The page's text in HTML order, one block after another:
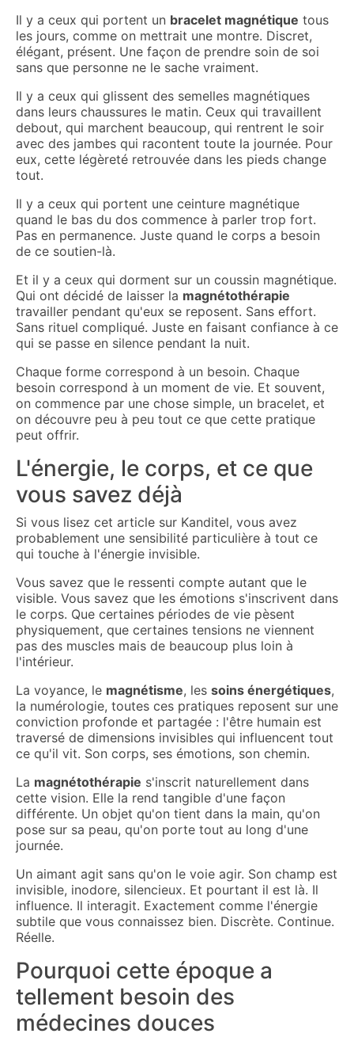
Il y a ceux qui portent un bracelet magnétique tous
les jours, comme on mettrait une montre. Discret,
élégant, présent. Une façon de prendre soin de soi
sans que personne ne le sache vraiment.
Il y a ceux qui glissent des semelles magnétiques
dans leurs chaussures le matin. Ceux qui travaillent
debout, qui marchent beaucoup, qui rentrent le soir
avec des jambes qui racontent toute la journée. Pour
eux, cette légèreté retrouvée dans les pieds change
tout.
Il y a ceux qui portent une ceinture magnétique
quand le bas du dos commence à parler trop fort.
Pas en permanence. Juste quand le corps a besoin
de ce soutien-là.
Et il y a ceux qui dorment sur un coussin magnétique.
Qui ont décidé de laisser la magnétothérapie
travailler pendant qu'eux se reposent. Sans effort.
Sans rituel compliqué. Juste en faisant confiance à ce
qui se passe en silence pendant la nuit.
Chaque forme correspond à un besoin. Chaque
besoin correspond à un moment de vie. Et souvent,
on commence par une chose simple, un bracelet, et
on découvre peu à peu tout ce que cette pratique
peut offrir.
L'énergie, le corps, et ce que
vous savez déjà
Si vous lisez cet article sur Kanditel, vous avez
probablement une sensibilité particulière à tout ce
qui touche à l'énergie invisible.
Vous savez que le ressenti compte autant que le
visible. Vous savez que les émotions s'inscrivent dans
le corps. Que certaines périodes de vie pèsent
physiquement, que certaines tensions ne viennent
pas des muscles mais de beaucoup plus loin à
l'intérieur.
La voyance, le magnétisme, les soins énergétiques,
la numérologie, toutes ces pratiques reposent sur une
conviction profonde et partagée : l'être humain est
traversé de dimensions invisibles qui influencent tout
ce qu'il vit. Son corps, ses émotions, son chemin.
La magnétothérapie s'inscrit naturellement dans
cette vision. Elle la rend tangible d'une façon
différente. Un objet qu'on tient dans la main, qu'on
pose sur sa peau, qu'on porte tout au long d'une
journée.
Un aimant agit sans qu'on le voie agir. Son champ est
invisible, inodore, silencieux. Et pourtant il est là. Il
influence. Il interagit. Exactement comme l'énergie
subtile que vous connaissez bien. Discrète. Continue.
Réelle.
Pourquoi cette époque a
tellement besoin des
médecines douces